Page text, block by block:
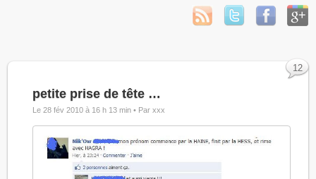
petite prise de tête …
Le 28 fév 2010 à 16 h 13 min • Par xxx
12